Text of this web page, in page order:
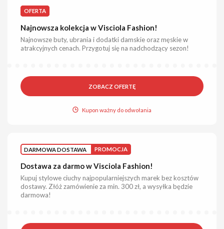
OFERTA
Najnowsza kolekcja w Visciola Fashion!
Najnowsze buty, ubrania i dodatki damskie oraz męskie w
atrakcyjnych cenach. Przygotuj się na nadchodzący sezon!
ZOBACZ OFERTĘ
Kupon ważny do odwołania
DARMOWA DOSTAWA PROMOCJA
Dostawa za darmo w Visciola Fashion!
Kupuj stylowe ciuchy najpopularniejszych marek bez kosztów
dostawy. Złóż zamówienie za min. 300 zł, a wysyłka będzie
darmowa!